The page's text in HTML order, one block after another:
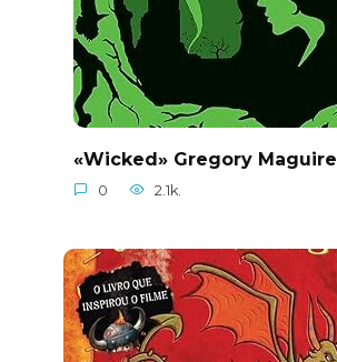
«Wicked» Gregory Maguire
0 2.1k.